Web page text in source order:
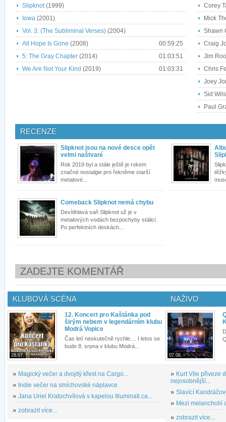
Slipknot(1999)
Iowa (2001)
Vol. 3: (The Subliminal Verses) (2004)
All Hope Is Gone (2008)
00:59:25
5: The Gray Chapter (2014)
01:03:51
We Are Not Your Kind (2019) 01:03:31
Corey
Mick
Shawn
Craig
Jim
Chris
Joey
Sid
Paul
RECENZE
Slipknot jsou na nové desce opět
velmi naštvaní
Rok 2019 byl a stále ještě je rokem
značné nostalgie pro řekněme starší
metalové...
Comeback Slipknot nemá chybu
Devítihlavá saň Slipknot už je v
metalových vodách bezpochyby stálicí.
Po perfektních deskách...
ZADEJTE KOMENTÁŘ
KLUBOVÁ SCÉNA
28.07.
12. Koncert pro Kaštánka pod
širým nebem v legendárním klubu
Modrá Vopice
Čas letí neskutečně rychle.... I letos se
bude 8. srpna v klubu Modrá...
» Magický večer a dvojitý křest na Cargo...
» Indie večer na smíchovské náplavce
» Jana Uriel Kratochvílová s kapelou Illuminati.ca...
» zobrazit více...
NAŽIVO
07.08.
» Kurt Vile přiveze
nejosobnější...
» Slavící
» Mezi melancholií
» zobrazit více...